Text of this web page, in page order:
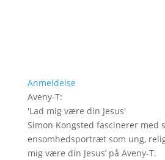
Anmeldelse
Aveny-T:
'Lad mig være din Jesus'
Simon Kongsted fascinerer med
ensomhedsportræt som ung,
mig være din Jesus’ på Aveny-T.